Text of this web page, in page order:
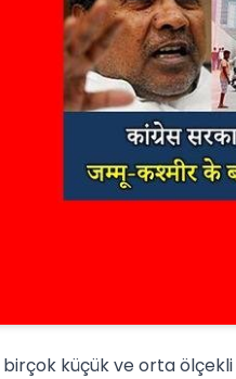
küçük ve orta